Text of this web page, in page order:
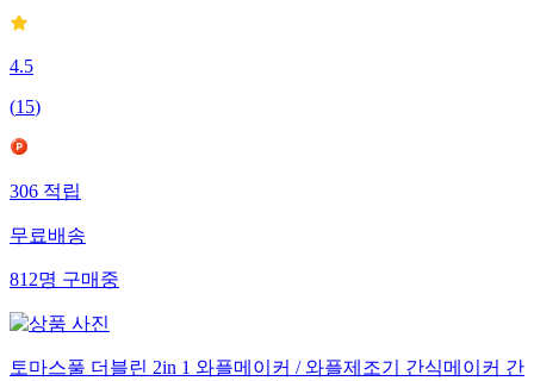
4.5
(15)
306 적립
무료배송
812명 구매중
토마스풀 더블린 2in 1 와플메이커 / 와플제조기 간식메이커 간